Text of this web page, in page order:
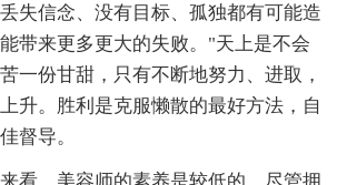
失信念、没有目标、孤独都有可能造
带来更多更大的失败。"天上是不会
一份甘甜，只有不断地努力、进取，
升。胜利是克服懒散的最好方法，自
督导。